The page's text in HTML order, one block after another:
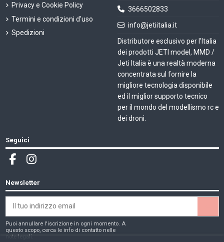
Privacy e Cookie Policy
Termini e condizioni d'uso
Spedizioni
3666502833
info@jetiitalia.it
Distributore esclusivo per l'Italia
dei prodotti JETI model, MMD /
Jeti Italia è una realtà moderna
concentrata sul fornire la
migliore tecnologia disponibile
ed il miglior supporto tecnico
per il mondo del modellismo rc e
dei droni.
Seguici
Newsletter
Puoi annullare l'iscrizione in ogni momento. A
questo scopo, cerca le info di contatto nelle
note legali.